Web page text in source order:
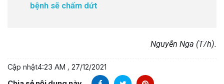
bệnh sẽ chấm dứt
Nguyễn Nga (T/h).
Cập nhật4:23 AM , 27/12/2021